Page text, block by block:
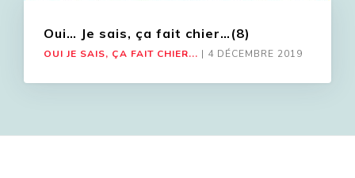
Oui… Je sais, ça fait chier…(8)
OUI JE SAIS, ÇA FAIT CHIER... | 4 DÉCEMBRE 2019